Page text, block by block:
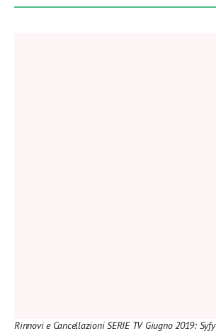
Rinnovi e Cancellazioni SERIE TV Giugno 2019: Syfy